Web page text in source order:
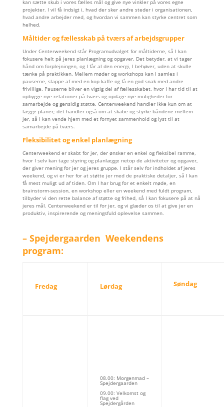
kan sætte skub i vores fælles mål og give nye vinkler på vores egne
projekter. I vil få indsigt i, hvad der sker andre steder i organisationen,
hvad andre arbejder med, og hvordan vi sammen kan styrke centret som
helhed.
Måltider og fællesskab på tværs af arbejdsgrupper
Under Centerweekend står Programudvalget for måltiderne, så I kan
fokusere helt på jeres planlægning og opgaver. Det betyder, at vi tager
hånd om forplejningen, og I får al den energi, I behøver, uden at skulle
tænke på praktikken. Mellem møder og workshops kan I samles i
pauserne, slappe af med en kop kaffe og få en god snak med andre
frivillige. Pauserne bliver en vigtig del af fællesskabet, hvor I har tid til at
opbygge nye relationer på tværs og opdage nye muligheder for
samarbejde og gensidig støtte. Centerweekend handler ikke kun om at
lægge planer; det handler også om at skabe og styrke båndene mellem
jer, så I kan vende hjem med et fornyet sammenhold og lyst til at
samarbejde på tværs.
Fleksibilitet og enkel planlægning
Centerweekend er skabt for jer, der ønsker en enkel og fleksibel ramme,
hvor I selv kan tage styring og planlægge netop de aktiviteter og opgaver,
der giver mening for jer og jeres gruppe. I står selv for indholdet af jeres
weekend, og vi er her for at støtte jer med de praktiske detaljer, så I kan
få mest muligt ud af tiden. Om I har brug for et enkelt møde, en
brainstorm-session, en workshop eller en weekend med fuldt program,
tilbyder vi den rette balance af støtte og frihed, så I kan fokusere på at nå
jeres mål. Centerweekend er til for jer, og vi glæder os til at give jer en
produktiv, inspirerende og meningsfuld oplevelse sammen.
– Spejdergaarden Weekendens
program:
Fredag Lørdag Søndag
08.00: Morgenmad –
Spejdergaarden
09.00: Velkomst og
flag ved
Spejdergården